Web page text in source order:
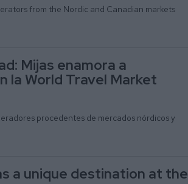
from the Nordic and Canadian markets
Mijas enamora a
la World Travel Market
procedentes de mercados nórdicos y
a unique destination at the